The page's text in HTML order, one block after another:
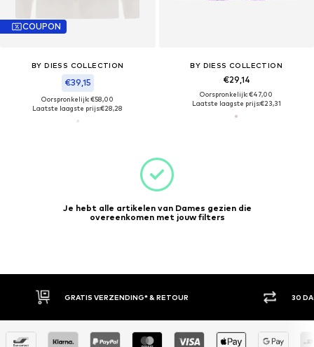
COUPON
BY DIESS COLLECTION
€39,15
Oorspronkelijk: €58,00
Laatste laagste prijs:€28,28
BY DIESS COLLECTION
€29,14
Oorspronkelijk: €47,00
Laatste laagste prijs:€23,31
Je hebt alle artikelen van Dames gezien die
overeenkomen met jouw filters
GRATIS VERZENDING* & RETOUR 30